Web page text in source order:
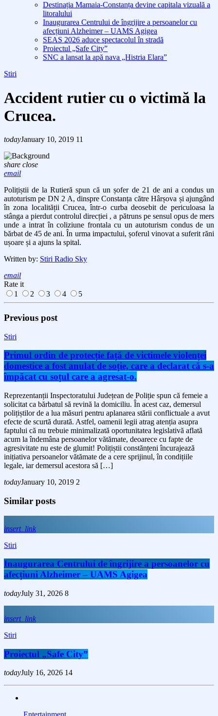
Destinația Mamaia-Constanța devine capitala vizuală a
litoralului
Inaugurarea Centrului de îngrijire a persoanelor cu
afecțiuni Alzheimer – UAMS Agigea
SEAS 2026 aduce spectacolul în stradă
Proiectul „Safe City”
SNC a lansat la apă nava „Histria Elara”
Stiri
Accident rutier cu o victimă la
Crucea.
todayJanuary 10, 2019 11
share close
email
Polițiștii de la Rutieră spun că un șofer de 21 de ani a condus un
autoturism pe DN 2 A, dinspre Constanța către Hârșova și ajungând
în zona localității Crucea, într-o curba deosebit de periculoasa la
stânga a pierdut controlul direcției , a pătruns pe sensul opus de mers
unde a intrat în coliziune frontala cu un autoturism condus de un
bărbat de 45 de ani. În urma impactului, șoferul vinovat a suferit răni
ușoare și a ajuns la spital.
Written by: Stiri Radio Sky
email
Rate it
1
2 3 4 5
Previous post
Stiri
Primul ordin de protecție față de victimele violenței
domestice a fost anulat de soție, care a declarat că s-a
împăcat cu soțul care a agresat-o.
Reprezentanții Inspectoratului Județean de Poliție spun că femeie a
solicitat ca bărbatul să revină la domiciliu. În acest caz, demersul
polițiștilor de a lua măsuri pentru aplanarea stării conflictuale a avut
efecte de scurtă durată. Astfel, oamenii legii atrag atenția asupra
faptului că nu trebuie minimalizată oportunitatea legislativă aflată
acum la îndemâna persoanelor vătămate, deoarece cu fapte de
agresivitate nu este de glumit! Polițiștii constănțeni încurajează
inițiativa persoanelor vătămate de a cere sprijinul, în condițiile
legale, iar demersul acestora să […]
todayJanuary 10, 2019 2
Similar posts
insert_link
Stiri
Inaugurarea Centrului de îngrijire a persoanelor cu
afecțiuni Alzheimer – UAMS Agigea
todayJuly 31, 2026 8
insert_link
Stiri
Proiectul „Safe City”
todayJuly 16, 2026 14